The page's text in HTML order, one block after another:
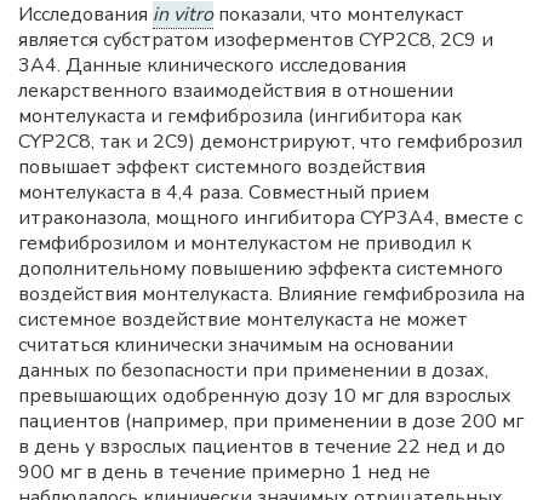
Исследования in vitroпоказали, что монтелукаст
является субстратом изоферментов CYP2С8, 2С9 и
3А4. Данные клинического исследования
лекарственного взаимодействия в отношении
монтелукаста и гемфиброзила (ингибитора как
CYP2C8, так и 2С9) демонстрируют, что гемфиброзил
повышает эффект системного воздействия
монтелукаста в 4,4 раза. Совместный прием
итраконазола, мощного ингибитора CYP3А4, вместе с
гемфиброзилом и монтелукастом не приводил к
дополнительному повышению эффекта системного
воздействия монтелукаста. Влияние гемфиброзила на
системное воздействие монтелукаста не может
считаться клинически значимым на основании
данных по безопасности при применении в дозах,
превышающих одобренную дозу 10 мг для взрослых
пациентов (например, при применении в дозе 200 мг
в день у взрослых пациентов в течение 22 нед и до
900 мг в день в течение примерно 1 нед не